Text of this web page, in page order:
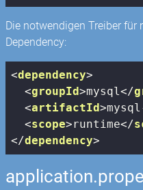
Die notwendigen Treiber
Dependency:
<dependency>
<groupId>mysql</
<artifactId>
<scope>runtime</
</dependency>